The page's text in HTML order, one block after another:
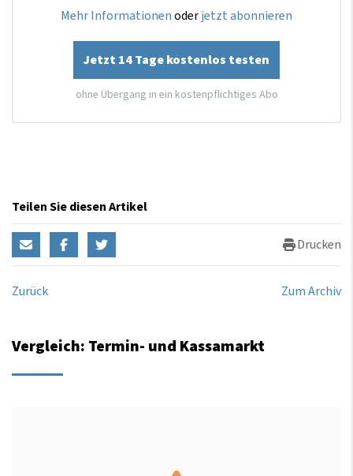
Mehr Informationenoderjetzt abonnieren
Jetzt 14 Tage kostenlos testen
ohne Übergang in ein kostenpflichtiges Abo
Teilen Sie diesen Artikel
Drucken
Zurück Zum Archiv
Vergleich: Termin- und Kassamarkt